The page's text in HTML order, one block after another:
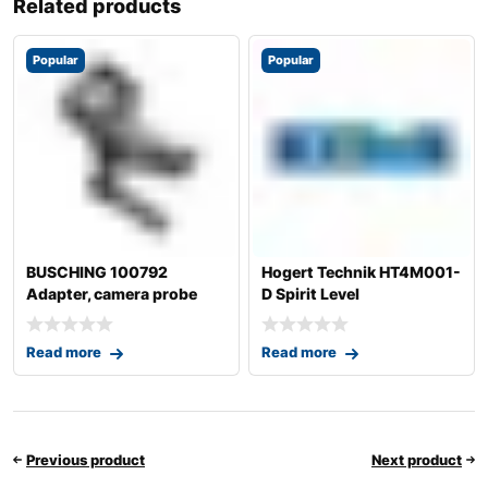
Related products
Popular
BUSCHING 100792
Adapter, camera probe
(videoscope)
Read more
Popular
Hogert Technik HT4M001-
D Spirit Level
Read more
Previous product Next product